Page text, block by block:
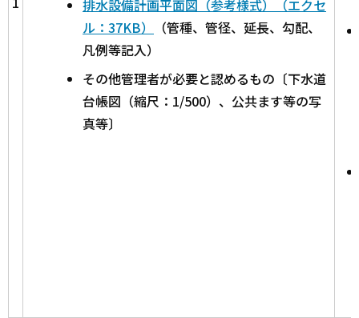
排水設備計画平面図（参考様式）（エクセ
ル：37KB）
（管種、管径、延長、勾配、
凡例等記入）
その他管理者が必要と認めるもの〔下水道
台帳図（縮尺：1/500）、公共ます等の写
真等〕